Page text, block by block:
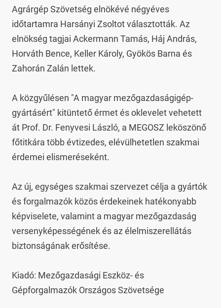
Agrárgép Szövetség elnökévé négyéves
időtartamra Harsányi Zsoltot választották. Az
elnökség tagjai Ackermann Tamás, Háj András,
Horváth Bence, Keller Károly, Gyökös Barna és
Zahorán Zalán lettek.
A közgyűlésen "A magyar mezőgazdaságigép-
gyártásért" kitüntető érmet és oklevelet vehetett
át Prof. Dr. Fenyvesi László, a MEGOSZ leköszönő
főtitkára több évtizedes, elévülhetetlen szakmai
érdemei elismeréseként.
Az új, egységes szakmai szervezet célja a gyártók
és forgalmazók közös érdekeinek hatékonyabb
képviselete, valamint a magyar mezőgazdaság
versenyképességének és az élelmiszerellátás
biztonságának erősítése.
Kiadó: Mezőgazdasági Eszköz- és
Gépforgalmazók Országos Szövetsége